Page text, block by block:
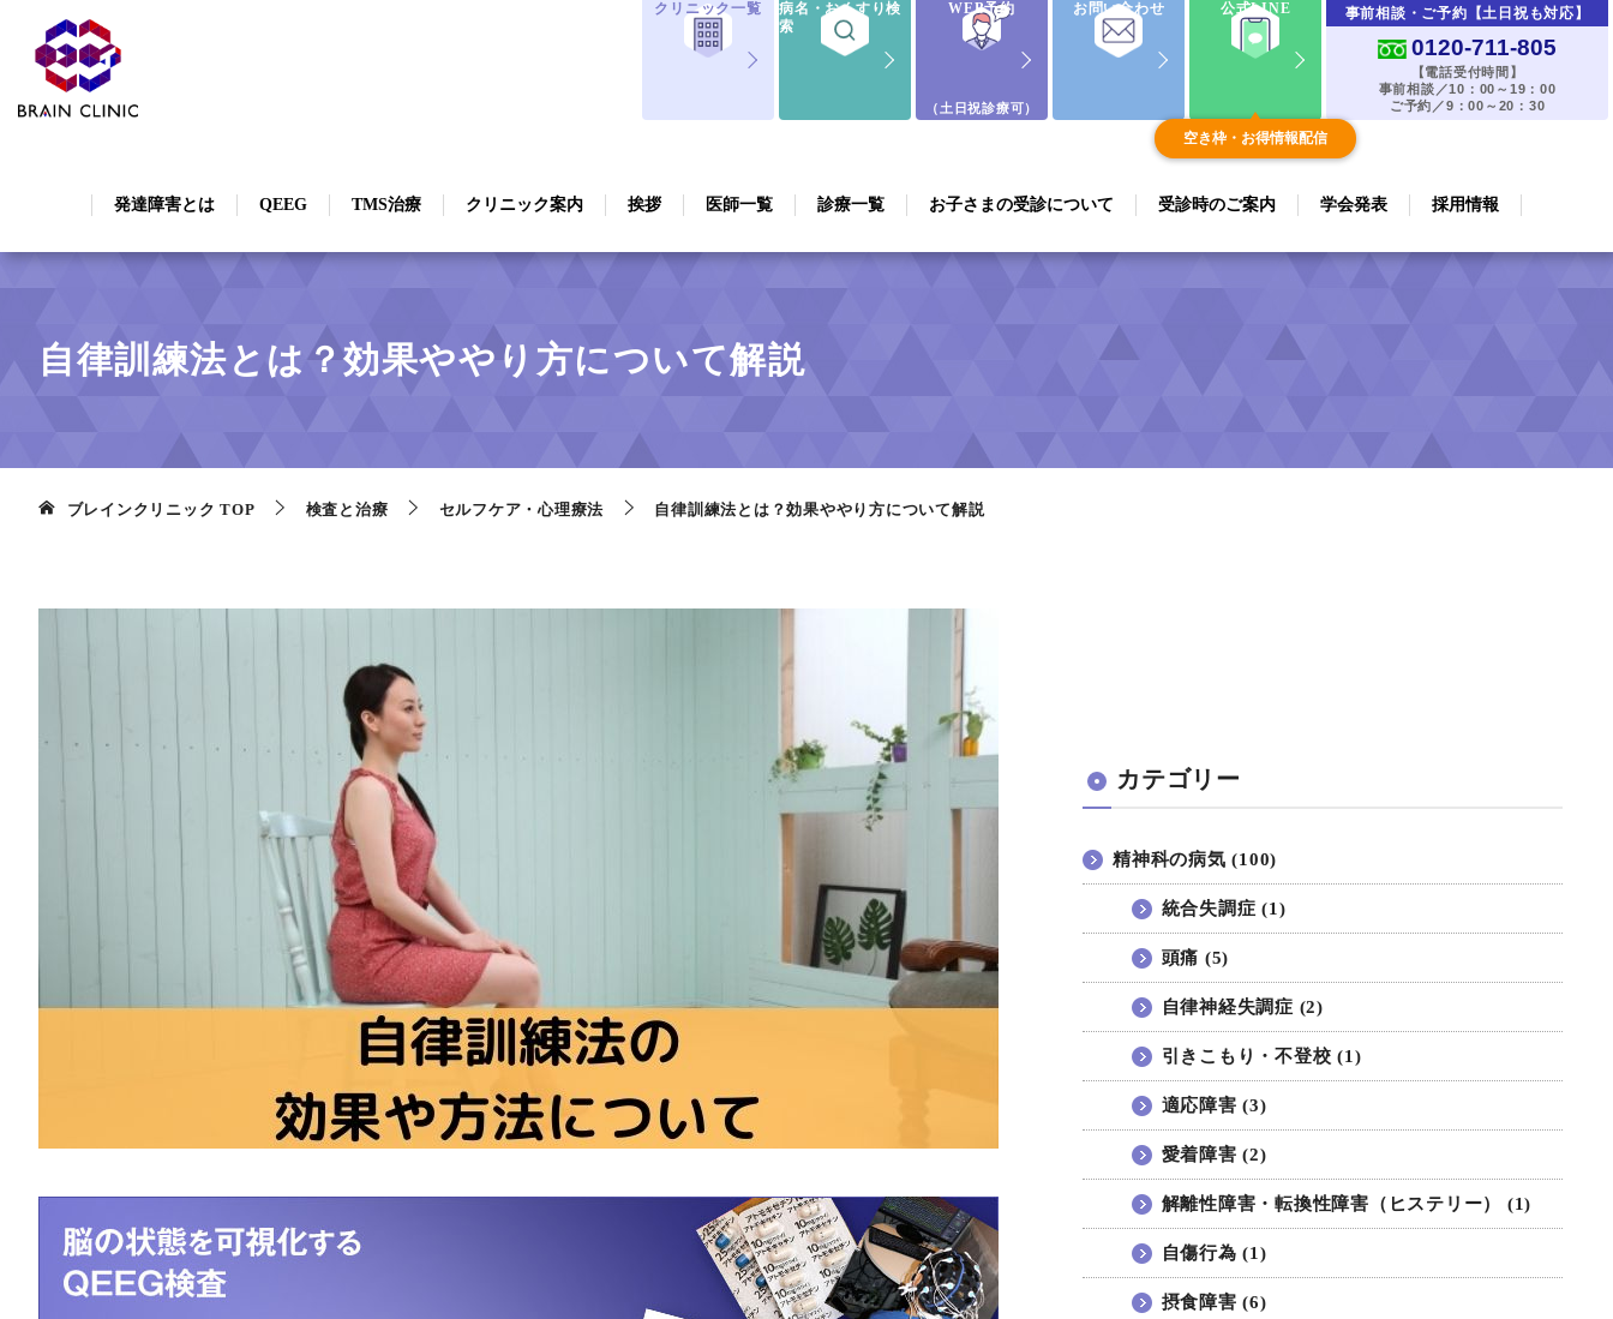
発達障害とは QEEG TMS治療 クリニック案内 挨拶 医師一覧 診療一覧 お子さまの受診について 受診時のご案内 学会発表 採用情報
クリニック一覧
病名・おくすり検
索
WEB予約
（土日祝診療可）
お問い合わせ 公式LINE
空き枠・お得情報配信
事前相談・ご予約【土日祝も対応】
0120-711-805
【電話受付時間】
事前相談／10：00～19：00
ご予約／9：00～20：30
自律訓練法とは？効果ややり方について解説
ブレインクリニック TOP 検査と治療 セルフケア・心理療法 自律訓練法とは？効果ややり方について解説
カテゴリー
精神科の病気 (100)
統合失調症 (1)
頭痛 (5)
自律神経失調症 (2)
引きこもり・不登校 (1)
適応障害 (3)
愛着障害 (2)
解離性障害・転換性障害（ヒステリー） (1)
自傷行為 (1)
摂食障害 (6)